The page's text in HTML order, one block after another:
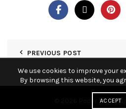
PREVIOUS POST
Poder KY. All
We use cookies to improve your
By browsing this website, you
ACCEPT